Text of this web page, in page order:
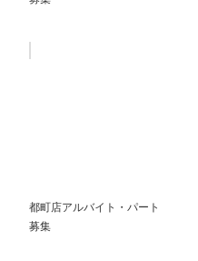
都町店アルバイト・パート
募集